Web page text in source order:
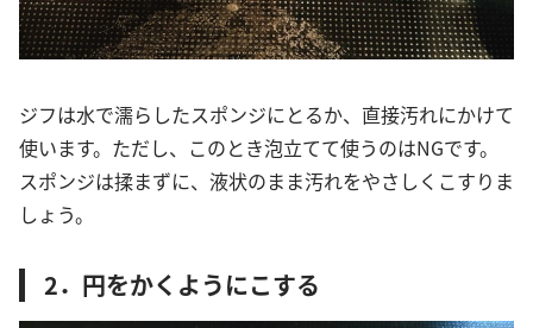
ジフは水で濡らしたスポンジにとるか、直接汚れにかけて
使います。ただし、このとき泡立てて使うのはNGです。
スポンジは揉まずに、液状のまま汚れをやさしくこすりま
しょう。
2．円をかくようにこする